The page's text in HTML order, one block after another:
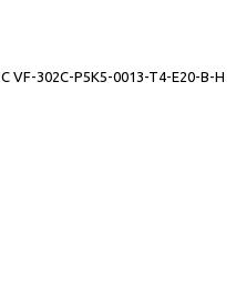
VF-302C-P5K5-0013-T4-E20-B-H